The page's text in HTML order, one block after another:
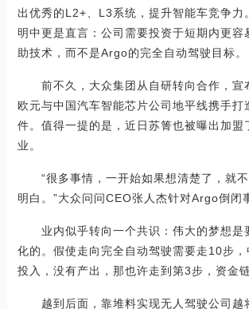
出优秀的L2+、L3系统，提升智能车竞争力
明中更是直言：公司需要投资于短期内更容
助技术，而不是Argo的完全自动驾驶目标。
前不久，大众集团从自研转向合作，宣
欧元与中国汽车智能芯片公司地平线携手打
件。值得一提的是，近日苏箐也被曝出加盟
业。
“很多事情，一开始如果想清楚了，就不
明白。”大众问问CEO张人杰针对Argo倒闭
业内似乎转向一个共识：伟大的梦想是
化的。假使走向完全自动驾驶需要走10步
投入，没有产出，那也许走到第3步，资金
越到后面，靠堆料实现无人驾驶公司越